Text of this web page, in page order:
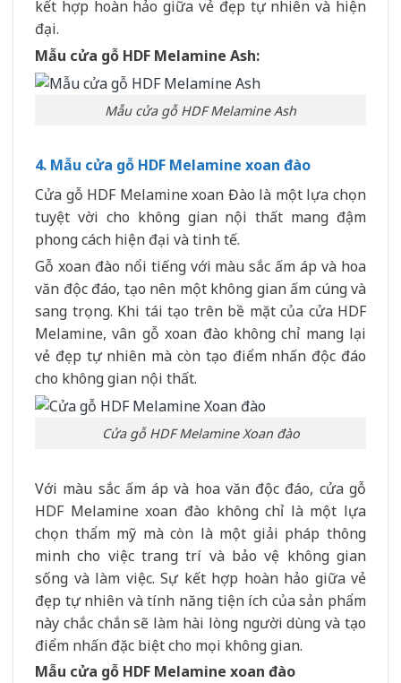
kết hợp hoàn hảo giữa vẻ đẹp tự nhiên và hiện
đại.
Mẫu cửa gỗ HDF Melamine Ash:
Mẫu cửa gỗ HDF Melamine Ash
4. Mẫu cửa gỗ HDF Melamine xoan đào
Cửa gỗ HDF Melamine xoan Đào là một lựa chọn
tuyệt vời cho không gian nội thất mang đậm
phong cách hiện đại và tinh tế.
Gỗ xoan đào nổi tiếng với màu sắc ấm áp và hoa
văn độc đáo, tạo nên một không gian ấm cúng và
sang trọng. Khi tái tạo trên bề mặt của cửa HDF
Melamine, vân gỗ xoan đào không chỉ mang lại
vẻ đẹp tự nhiên mà còn tạo điểm nhấn độc đáo
cho không gian nội thất.
Cửa gỗ HDF Melamine Xoan đào
Với màu sắc ấm áp và hoa văn độc đáo, cửa gỗ
HDF Melamine xoan đào không chỉ là một lựa
chọn thẩm mỹ mà còn là một giải pháp thông
minh cho việc trang trí và bảo vệ không gian
sống và làm việc. Sự kết hợp hoàn hảo giữa vẻ
đẹp tự nhiên và tính năng tiện ích của sản phẩm
này chắc chắn sẽ làm hài lòng người dùng và tạo
điểm nhấn đặc biệt cho mọi không gian.
Mẫu cửa gỗ HDF Melamine xoan đào